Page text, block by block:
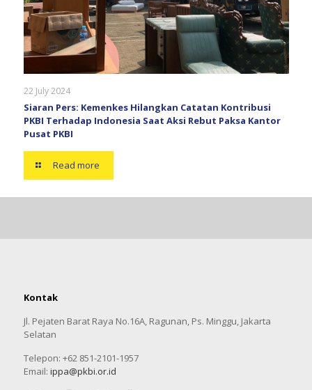
22 July 2024
Siaran Pers: Kemenkes Hilangkan Catatan Kontribusi
PKBI Terhadap Indonesia Saat Aksi Rebut Paksa Kantor
Pusat PKBI
Read more
Kontak
Jl. Pejaten Barat Raya No.16A, Ragunan, Ps. Minggu, Jakarta
Selatan
Telepon: +62 851-2101-1957
Email: ippa@pkbi.or.id